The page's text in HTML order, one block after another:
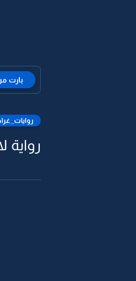
بارت
رواية